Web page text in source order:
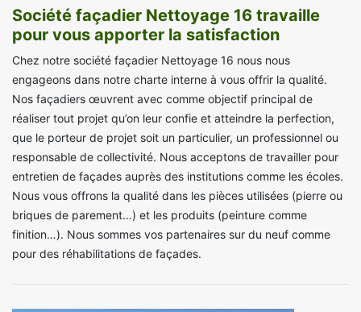
Société façadier Nettoyage 16 travaille
pour vous apporter la satisfaction
Chez notre société façadier Nettoyage 16 nous nous
engageons dans notre charte interne à vous offrir la qualité.
Nos façadiers œuvrent avec comme objectif principal de
réaliser tout projet qu’on leur confie et atteindre la perfection,
que le porteur de projet soit un particulier, un professionnel ou
responsable de collectivité. Nous acceptons de travailler pour
entretien de façades auprès des institutions comme les écoles.
Nous vous offrons la qualité dans les pièces utilisées (pierre ou
briques de parement…) et les produits (peinture comme
finition…). Nous sommes vos partenaires sur du neuf comme
pour des réhabilitations de façades.